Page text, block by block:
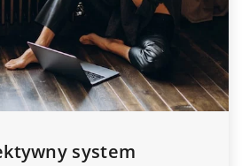
system